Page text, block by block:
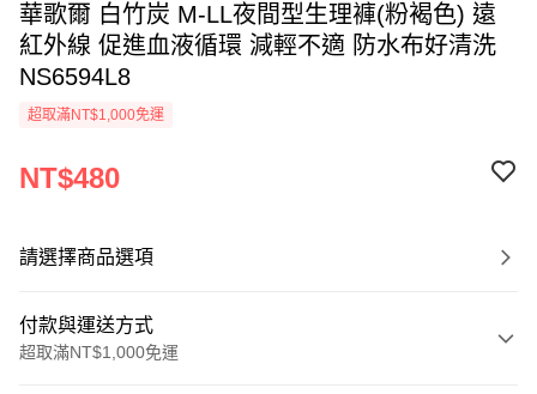
華歌爾 白竹炭 M-LL夜間型生理褲(粉褐色) 遠
紅外線 促進血液循環 減輕不適 防水布好清洗
NS6594L8
超取滿NT$1,000免運
NT$480
請選擇商品選項
付款與運送方式
超取滿NT$1,000免運